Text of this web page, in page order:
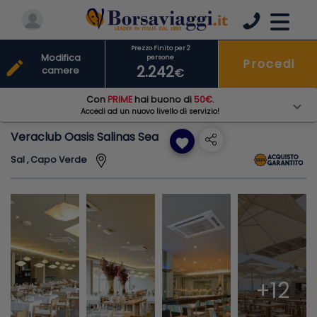
Veraclub Oasis Salinas Sea favorite
Sal , Capo Verde
+12
Prezzo Finito per 2
persone
2.242€
Procedi
edit
Modifica
camere
Con PRIMEhai buono di50€.
Accedi ad un nuovo livello di servizio!